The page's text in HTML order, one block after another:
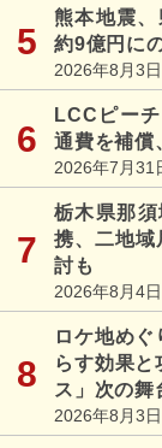
熊本地震、
約9億円に
2026年8月3日
LCCピー
通費を補償
2026年7月31
栃木県那
携、二地
討も
2026年8月4日
ロケ地め
らす効果と
ス」次の舞
2026年8月3日